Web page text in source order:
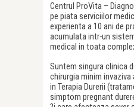
Centrul ProVita –
pe piata serviciilor
experienta a 10 ani de
acumulata intr-un
medical in toata
Suntem singura clinica
chirurgia minim
in Terapia Durerii
simptom pregnant